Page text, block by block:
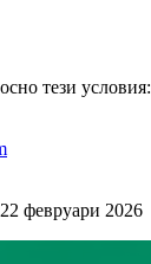
тези условия:
февруари 2026